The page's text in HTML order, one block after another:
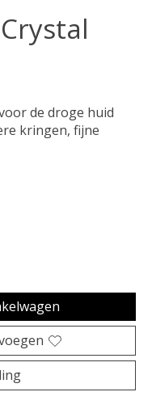
de droge huid
kringen, fijne